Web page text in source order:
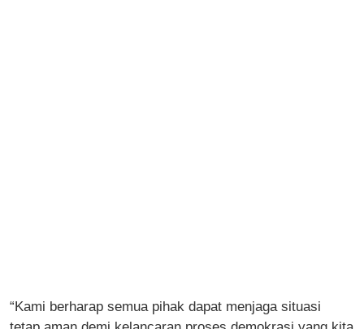
“Kami berharap semua pihak dapat menjaga situasi